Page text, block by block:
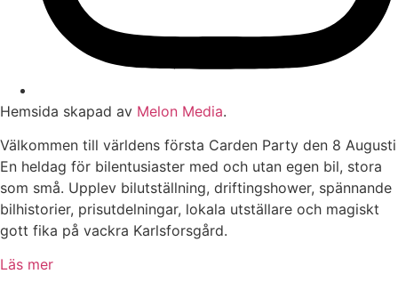
Hemsida skapad av Melon Media.
Välkommen till världens första Carden Party den 8 Augusti
En heldag för bilentusiaster med och utan egen bil, stora
som små. Upplev bilutställning, driftingshower, spännande
bilhistorier, prisutdelningar, lokala utställare och magiskt
gott fika på vackra Karlsforsgård.
Läs mer